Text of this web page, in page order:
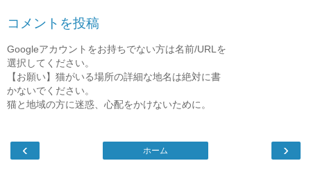
コメントを投稿
Googleアカウントをお持ちでない方は名前/URLを
選択してください。
【お願い】猫がいる場所の詳細な地名は絶対に書
かないでください。
猫と地域の方に迷惑、心配をかけないために。
‹ ›
ホーム